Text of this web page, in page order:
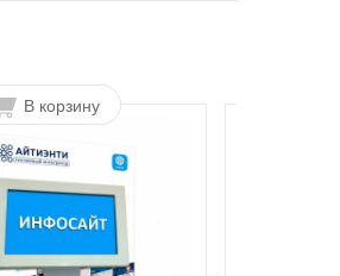
В корзину